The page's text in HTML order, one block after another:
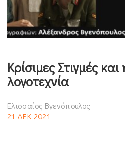
Κρίσιμες Στιγμές
λογοτεχνία
Ελισσαίος Βγενόπουλος
21 ΔΕΚ 2021